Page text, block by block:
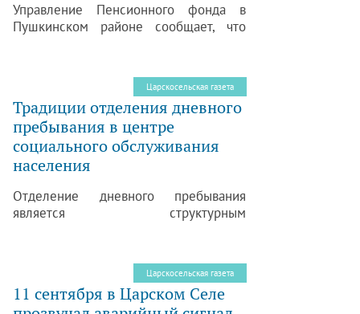
терроризма».
Управление Пенсионного фонда в
Пушкинском районе сообщает, что
оказания государственных услуг в
электронном виде физическим и
юридическим лицам.
Царскосельская газета
Традиции отделения дневного
пребывания в центре
социального обслуживания
населения
Отделение дневного пребывания
является структурным
населения Пушкинского
района. Ежемесячно организуются 2
заезда. Всего в течение месяца
Царскосельская газета
11 сентября в Царском Селе